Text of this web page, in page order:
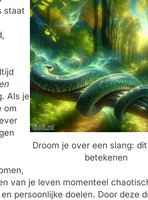
Droom je over een slang­:
betekenen
staat
Als je
om
van je leven momenteel
persoonlijke doelen. Door deze